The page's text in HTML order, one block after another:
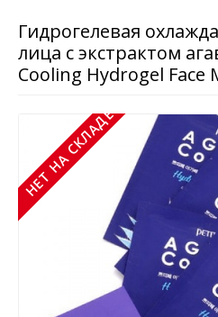
Гидрогелевая
лица с экстрактом
Cooling Hydrogel Face
НЕТ НА СКЛАДЕ